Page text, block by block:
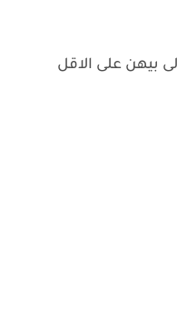
بيهن على الاقل